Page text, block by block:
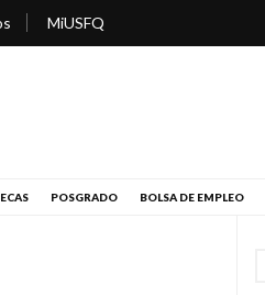
MiUSFQ
POSGRADO BOLSA DE EMPLEO